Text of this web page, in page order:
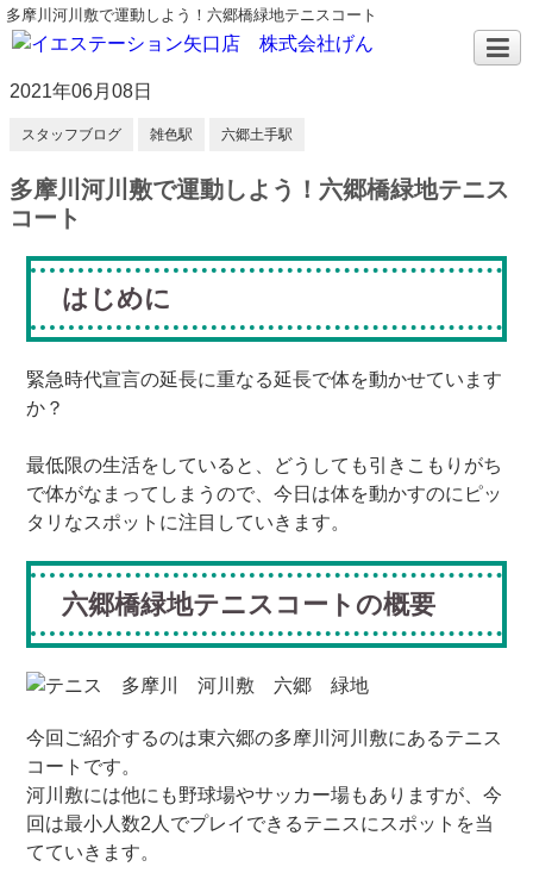
多摩川河川敷で運動しよう！六郷橋緑地テニスコート
2021年06月08日
スタッフブログ 雑色駅 六郷土手駅
多摩川河川敷で運動しよう！六郷橋緑地テニス
コート
はじめに
緊急時代宣言の延長に重なる延長で体を動かせています
か？
最低限の生活をしていると、どうしても引きこもりがち
で体がなまってしまうので、今日は体を動かすのにピッ
タリなスポットに注目していきます。
六郷橋緑地テニスコートの概要
今回ご紹介するのは東六郷の多摩川河川敷にあるテニス
コートです。
河川敷には他にも野球場やサッカー場もありますが、今
回は最小人数2人でプレイできるテニスにスポットを当
てていきます。